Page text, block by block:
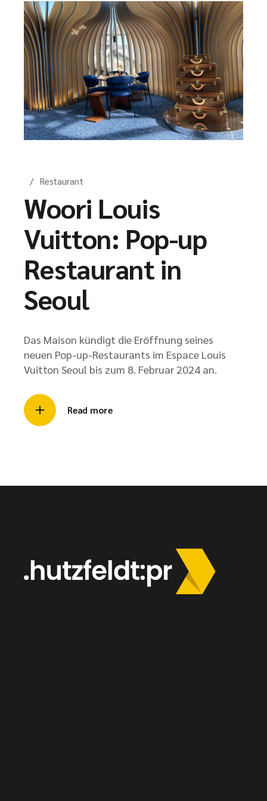
Restaurant
Woori Louis
Vuitton: Pop-up
Restaurant in
Seoul
Das Maison kündigt die Eröffnung seines
neuen Pop-up-Restaurants im Espace Louis
Vuitton Seoul bis zum 8. Februar 2024 an.
Read more